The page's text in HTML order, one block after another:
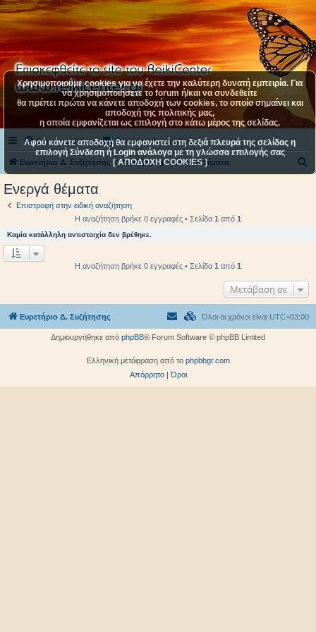
Συχνές ερωτήσεις Επικοινωνήστε μαζί μας
Ευρετήριο Δ. Συζήτησης Αναζήτηση Ενεργά θέματα
η
Ενεργά θέματα
Επιστροφή στην ειδική αναζήτηση
Η αναζήτηση βρήκε 0 εγγραφές • Σελίδα 1 από 1
Καμία κατάλληλη αντιστοιχία δεν βρέθηκε.
Η αναζήτηση βρήκε 0 εγγραφές • Σελίδα 1 από 1
Μετάβαση σε
Χρησιμοποιούμε cookies για να έχετε την καλύτερη δυνατή εμπειρία. Για
να χρησιμοποιήσετε το forum ή/και να συνδεθείτε
θα πρέπει πρώτα να κάνετε αποδοχή των cookies, το οποίο σημαίνει και
αποδοχή της πολιτικής μας,
η οποία εμφανίζεται ως επιλογή στο κάτω μέρος της σελίδας.
Αφού κάνετε αποδοχή θα εμφανιστεί στη δεξιά πλευρά της σελίδας η
επιλογή Σύνδεση ή Login ανάλογα με τη γλώσσα επιλογής σας
[ ΑΠΟΔΟΧΗ COOKIES ]
Ευρετήριο Δ. Συζήτησης Όλοι οι χρόνοι είναι UTC+03:00
Δημιουργήθηκε από phpBB® Forum Software © phpBB Limited
Ελληνική μετάφραση από το phpbbgr.com
Απόρρητο|Όροι